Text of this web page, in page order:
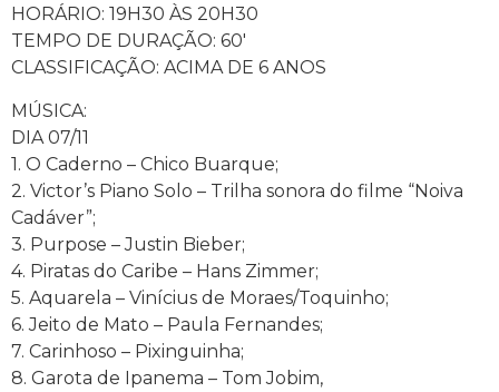
HORÁRIO: 19H30 ÀS 20H30
TEMPO DE DURAÇÃO: 60′
CLASSIFICAÇÃO: ACIMA DE 6 ANOS
MÚSICA:
DIA 07/11
1. O Caderno – Chico Buarque;
2. Victor’s Piano Solo – Trilha sonora do filme “Noiva
Cadáver”;
3. Purpose – Justin Bieber;
4. Piratas do Caribe – Hans Zimmer;
5. Aquarela – Vinícius de Moraes/Toquinho;
6. Jeito de Mato – Paula Fernandes;
7. Carinhoso – Pixinguinha;
8. Garota de Ipanema – Tom Jobim,